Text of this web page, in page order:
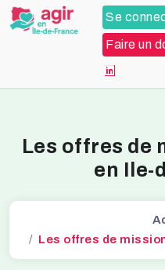
Se
Faire un
Les offres de
en Ile-
Les offres de